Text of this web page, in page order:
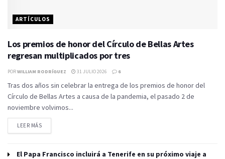
ARTÍCULOS
Los premios de honor del Círculo de Bellas Artes
regresan multiplicados por tres
PORWILLIAM RODRÍGUEZ 31 JULIO 2026 6
Tras dos años sin celebrar la entrega de los premios de honor del
Círculo de Bellas Artes a causa de la pandemia, el pasado 2 de
noviembre volvimos...
LEER MÁS
El Papa Francisco incluirá a Tenerife en su próximo viaje a